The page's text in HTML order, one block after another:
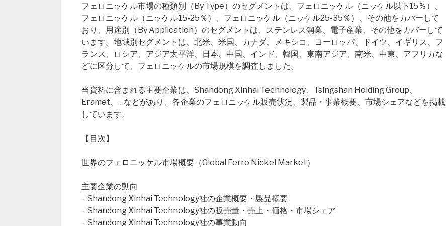
フェロニッケル市場の種類別（By Type）のセグメントは、フェロニッケル（ニッケル以下15％）、
フェロニッケル（ニッケル15-25％）、フェロニッケル（ニッケル25-35％）、その他をカバーして
おり、用途別（By Application）のセグメントは、ステンレス鋼業、電子産業、その他をカバーして
います。地域別セグメントは、北米、米国、カナダ、メキシコ、ヨーロッパ、ドイツ、イギリス、フ
ランス、ロシア、アジア太平洋、日本、中国、インド、韓国、東南アジア、南米、中東、アフリカな
どに区分して、フェロニッケルの市場規模を調査しました。
当資料に含まれる主要企業は、Shandong Xinhai Technology、Tsingshan Holding Group、
Eramet、…などがあり、各企業のフェロニッケル販売状況、製品・事業概要、市場シェアなどを掲載
しています。
【目次】
世界のフェロニッケル市場概要（Global Ferro Nickel Market）
主要企業の動向
– Shandong Xinhai Technology社の企業概要・製品概要
– Shandong Xinhai Technology社の販売量・売上・価格・市場シェア
– Shandong Xinhai Technology社の事業動向